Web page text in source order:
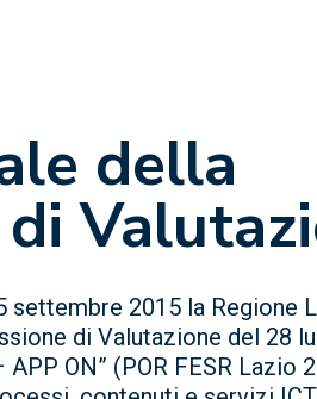
della
settembre 2015 la Regione
di Valutazione del 28
ON” (POR FESR